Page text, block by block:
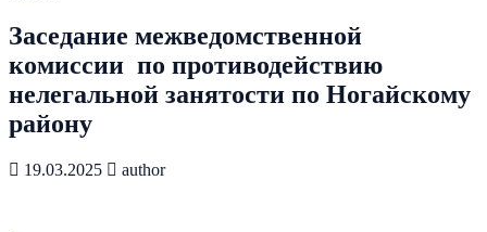
Заседание межведомственной
комиссии по противодействию
нелегальной занятости по Ногайскому
району
19.03.2025 author